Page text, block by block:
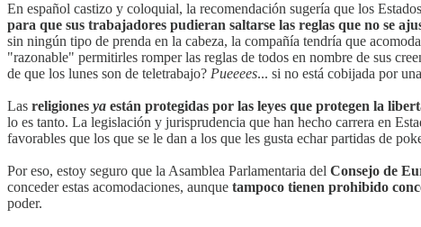
En español castizo y coloquial, la recomendación sugería que los
para que sus trabajadores pudieran saltarse las reglas que no se
sin ningún tipo de prenda en la cabeza, la compañía tendría que
"razonable" permitirles romper las reglas de todos en nombre de sus
de que los lunes son de teletrabajo? Pueeees... si no está cobijada por
Las religiones ya están protegidas por las leyes que protegen la
lo es tanto. La legislación y jurisprudencia que han hecho carrera en
favorables que los que se le dan a los que les gusta echar partidas de
Por eso, estoy seguro que la Asamblea Parlamentaria del Consejo de
conceder estas acomodaciones, aunque tampoco tienen prohibido
poder.